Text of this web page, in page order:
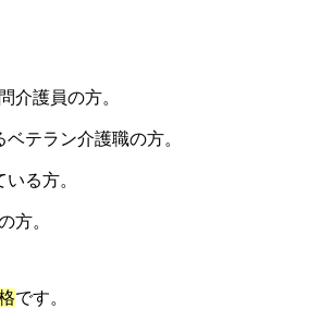
介護員の方。
テラン介護職の方。
る方。
方。
です。